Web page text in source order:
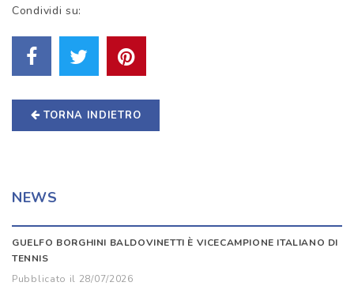
Condividi su:
TORNA INDIETRO
NEWS
GUELFO BORGHINI BALDOVINETTI È VICECAMPIONE ITALIANO DI
TENNIS
Pubblicato il 28/07/2026